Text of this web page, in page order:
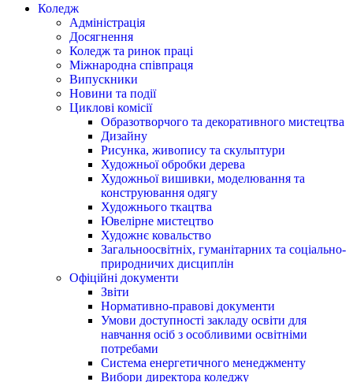
Коледж
Адміністрація
Досягнення
Коледж та ринок праці
Міжнародна співпраця
Випускники
Новини та події
Циклові комісії
Образотворчого та декоративного мистецтва
Дизайну
Рисунка, живопису та скульптури
Художньої обробки дерева
Художньої вишивки, моделювання та
конструювання одягу
Художнього ткацтва
Ювелірне мистецтво
Художнє ковальство
Загальноосвітніх, гуманітарних та соціально-
природничих дисциплін
Офіційні документи
Звіти
Нормативно-правові документи
Умови доступності закладу освіти для
навчання осіб з особливими освітніми
потребами
Система енергетичного менеджменту
Вибори директора коледжу